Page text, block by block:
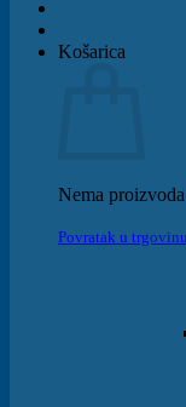
Košarica
Nema
Povratak u trgovinu